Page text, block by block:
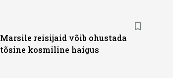
Marsile reisijaid võib ohustada
tõsine kosmiline haigus